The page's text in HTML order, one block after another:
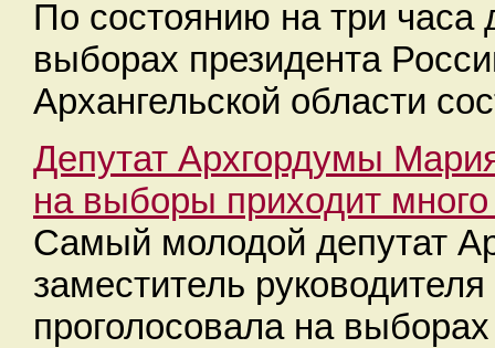
По состоянию на три часа
выборах президента
Архангельской области
Депутат Архгордумы
на выборы приходит
Самый молодой депутат
заместитель
проголосовала на